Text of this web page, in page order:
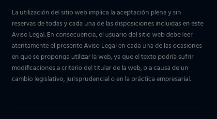
La utilización del sitio web implica la aceptación plena y sin
reservas de todas y cada una de las disposiciones incluidas en este
Aviso Legal. En consecuencia, el usuario del sitio web debe leer
atentamente el presente Aviso Legal en cada una de las ocasiones
en que se proponga utilizar la web, ya que el texto podría sufrir
modificaciones a criterio del titular de la web, o a causa de un
cambio legislativo, jurisprudencial o en la práctica empresarial.